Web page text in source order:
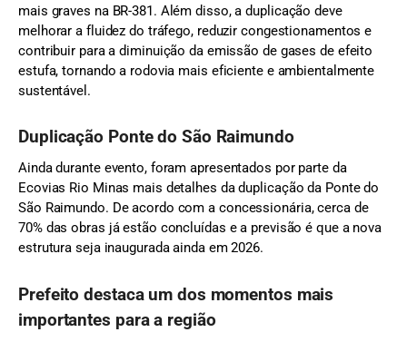
mais graves na BR-381. Além disso, a duplicação deve
melhorar a fluidez do tráfego, reduzir congestionamentos e
contribuir para a diminuição da emissão de gases de efeito
estufa, tornando a rodovia mais eficiente e ambientalmente
sustentável.
Duplicação Ponte do São Raimundo
Ainda durante evento, foram apresentados por parte da
Ecovias Rio Minas mais detalhes da duplicação da Ponte do
São Raimundo. De acordo com a concessionária, cerca de
70% das obras já estão concluídas e a previsão é que a nova
estrutura seja inaugurada ainda em 2026.
Prefeito destaca um dos momentos mais
importantes para a região